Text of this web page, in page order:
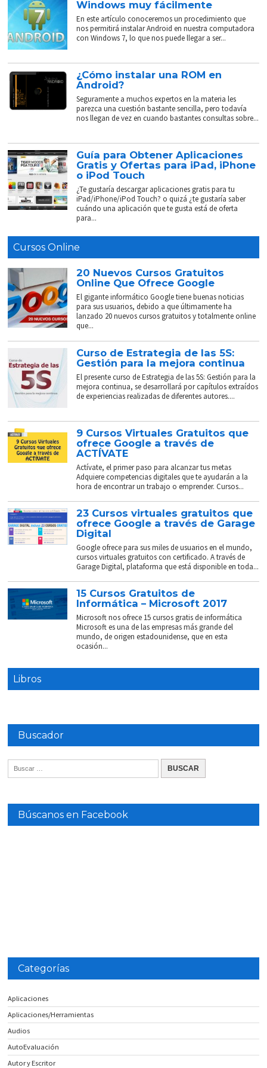
Windows muy fácilmente
En este artículo conoceremos un procedimiento que
nos permitirá instalar Android en nuestra computadora
con Windows 7, lo que nos puede llegar a ser...
¿Cómo instalar una ROM en
Android?
Seguramente a muchos expertos en la materia les
parezca una cuestión bastante sencilla, pero todavía
nos llegan de vez en cuando bastantes consultas sobre...
Guía para Obtener Aplicaciones
Gratis y Ofertas para iPad, iPhone
o iPod Touch
¿Te gustaría descargar aplicaciones gratis para tu
iPad/iPhone/iPod Touch? o quizá ¿te gustaría saber
cuándo una aplicación que te gusta está de oferta
para...
Cursos Online
20 Nuevos Cursos Gratuitos
Online Que Ofrece Google
El gigante informático Google tiene buenas noticias
para sus usuarios, debido a que últimamente ha
lanzado 20 nuevos cursos gratuitos y totalmente online
que...
Curso de Estrategia de las 5S:
Gestión para la mejora continua
El presente curso de Estrategia de las 5S: Gestión para la
mejora continua, se desarrollará por capítulos extraídos
de experiencias realizadas de diferentes autores....
9 Cursos Virtuales Gratuitos que
ofrece Google a través de
ACTÍVATE
Actívate, el primer paso para alcanzar tus metas
Adquiere competencias digitales que te ayudarán a la
hora de encontrar un trabajo o emprender. Cursos...
23 Cursos virtuales gratuitos que
ofrece Google a través de Garage
Digital
Google ofrece para sus miles de usuarios en el mundo,
cursos virtuales gratuitos con certificado. A través de
Garage Digital, plataforma que está disponible en toda...
15 Cursos Gratuitos de
Informática – Microsoft 2017
Microsoft nos ofrece 15 cursos gratis de informática
Microsoft es una de las empresas más grande del
mundo, de origen estadounidense, que en esta
ocasión...
Libros
Buscador
Búscanos en Facebook
Categorías
Aplicaciones
Aplicaciones/Herramientas
Audios
AutoEvaluación
Autor y Escritor